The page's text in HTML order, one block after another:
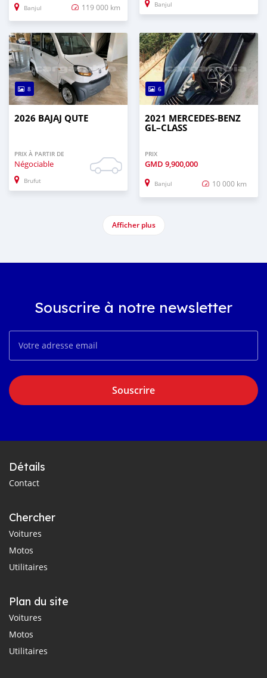
Banjul 119 000 km Banjul
8
2026 BAJAJ QUTE
PRIX À PARTIR DE
Négociable
Brufut
6
2021 MERCEDES‒BENZ
GL–CLASS
PRIX
GMD 9,900,000
Banjul 10 000 km
Afficher plus
Souscrire à notre newsletter
Souscrire
Détails
Contact
Chercher
Voitures
Motos
Utilitaires
Plan du site
Voitures
Motos
Utilitaires